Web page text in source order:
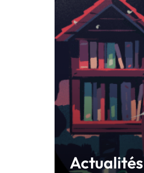
Actualités